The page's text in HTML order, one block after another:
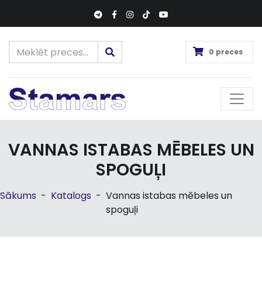
0 preces
VANNAS ISTABAS MĒBELES UN
SPOGUĻI
Sākums - Katalogs - Vannas istabas mēbeles un
spoguļi